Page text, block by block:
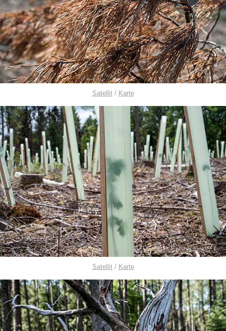
Satellit/ Karte
Satellit/ Karte